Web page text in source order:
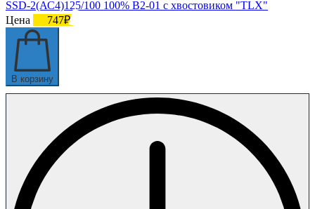
SSD-2(АС4)125/100 100% В2-01 с хвостовиком "TLX"
Цена
747₽
В корзину